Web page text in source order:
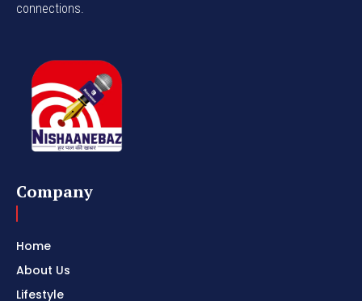
connections.
Company
Home
About Us
Lifestyle